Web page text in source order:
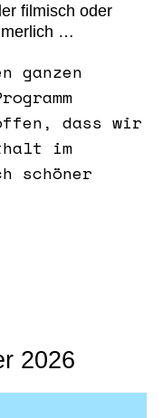
filmisch oder
…
ganzen
dass wir
im
schöner
2026